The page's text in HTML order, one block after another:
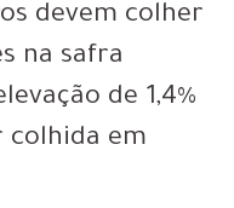
devem colher
na safra
de 1,4%
colhida em